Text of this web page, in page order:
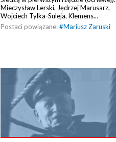
Mieczysław Lerski, Jędrzej Marusarz,
Wojciech Tylka-Suleja, Klemens...
Postaci powiązane:#Mariusz Zaruski